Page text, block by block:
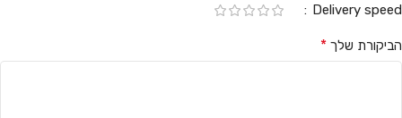
Delivery speed
הביקורת שלך *